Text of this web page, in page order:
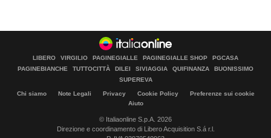
LIBERO VIRGILIO PAGINEGIALLE PAGINEGIALLE SHOP
PGCASA
PAGINEBIANCHE
TUTTOCITTÀ DILEI SIVIAGGIA QUIFINANZA
BUONISSIMO
SUPEREVA
Chi siamo Note Legali Privacy Cookie Policy
Preferenze sui cookie
Aiuto
© Italiaonline S.p.A. 2026
Direzione e coordinamento di Libero Acquisition S.á r.l.